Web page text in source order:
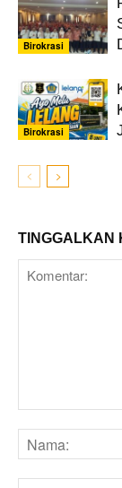
Birokrasi
Birokrasi
TINGGALKAN